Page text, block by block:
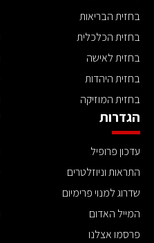
בחזית הבריאות
בחזית הכלכלית
בחזית לאישה
בחזית היהדות
בחזית המוזיקה
הגדרות
עדכון פרופיל
התראות וניוזלטרים
שדרוג למנוי פרימיום
המייל האדום
פרסמו אצלנו